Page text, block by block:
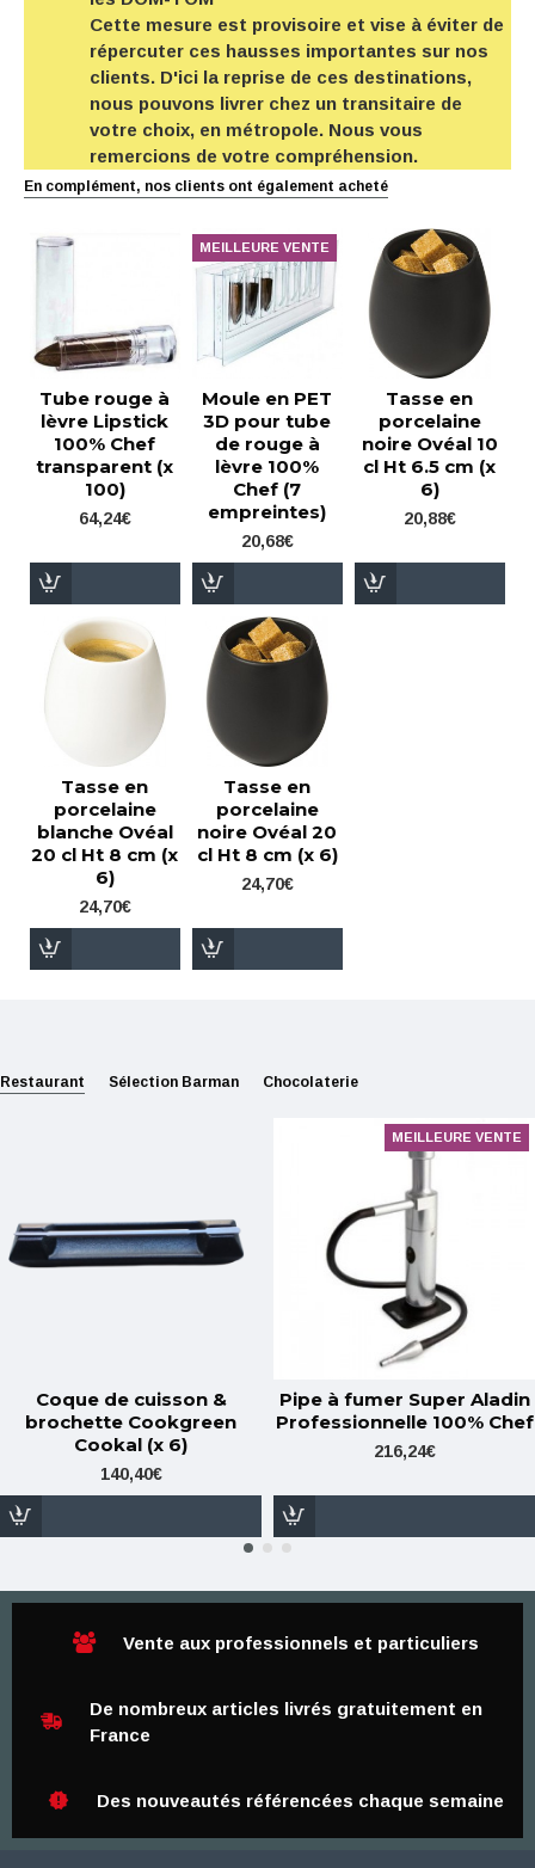
Cette mesure est provisoire et vise à éviter de
répercuter ces hausses importantes sur nos
clients. D'ici la reprise de ces destinations,
nous pouvons livrer chez un transitaire de
votre choix, en métropole. Nous vous
remercions de votre compréhension.
En complément, nos clients ont également acheté
Tube rouge à
lèvre Lipstick
100% Chef
transparent (x
100)
64,24€
MEILLEURE VENTE
Moule en PET
3D pour tube
de rouge à
lèvre 100%
Chef (7
empreintes)
20,68€
Tasse en
porcelaine
noire Ovéal 10
cl Ht 6.5 cm (x
6)
20,88€
Tasse en
porcelaine
blanche Ovéal
20 cl Ht 8 cm (x
6)
24,70€
Tasse en
porcelaine
noire Ovéal 20
cl Ht 8 cm (x 6)
24,70€
Restaurant Sélection Barman Chocolaterie
Coque de cuisson &
brochette Cookgreen
Cookal (x 6)
140,40€
MEILLEURE VENTE
Pipe à fumer Super Aladin
Professionnelle 100% Chef
216,24€
Vente aux professionnels et particuliers
De nombreux articles livrés gratuitement en
France
Des nouveautés référencées chaque semaine